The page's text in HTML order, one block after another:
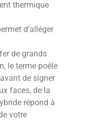
thermique
d’alléger
de grands
le terme poêle
de signer
faces, de la
répond à
votre